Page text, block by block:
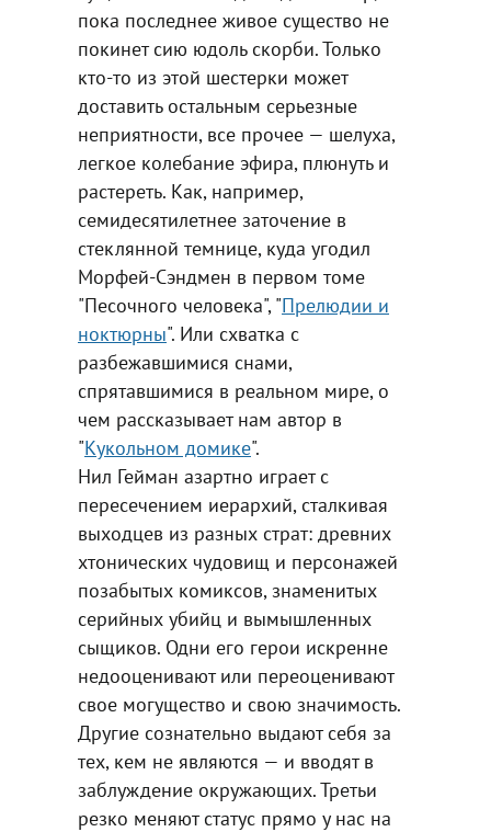
пока последнее живое существо не
покинет сию юдоль скорби. Только
кто-то из этой шестерки может
доставить остальным серьезные
неприятности, все прочее — шелуха,
легкое колебание эфира, плюнуть и
растереть. Как, например,
семидесятилетнее заточение в
стеклянной темнице, куда угодил
Морфей-Сэндмен в первом томе
"Песочного человека", "Прелюдии и
ноктюрны". Или схватка с
разбежавшимися снами,
спрятавшимися в реальном мире, о
чем рассказывает нам автор в
"Кукольном домике".
Нил Гейман азартно играет с
пересечением иерархий, сталкивая
выходцев из разных страт: древних
хтонических чудовищ и персонажей
позабытых комиксов, знаменитых
серийных убийц и вымышленных
сыщиков. Одни его герои искренне
недооценивают или переоценивают
свое могущество и свою значимость.
Другие сознательно выдают себя за
тех, кем не являются — и вводят в
заблуждение окружающих. Третьи
резко меняют статус прямо у нас на